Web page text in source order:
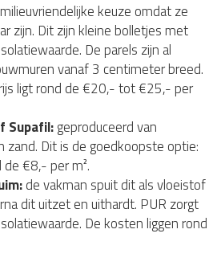
keuze omdat ze
zijn. Dit zijn kleine bolletjes met
De parels zijn al
vanaf 3 centimeter breed.
ligt rond de €20,- tot €25,- per
Supafil:geproduceerd van
zand. Dit is de goedkoopste optie:
€8,- per m².
de vakman spuit dit als vloeistof
dit uitzet en uithardt. PUR zorgt
De kosten liggen rond